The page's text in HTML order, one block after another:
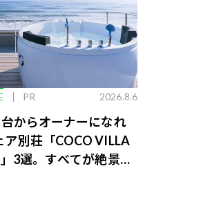
PR 2026.8.6
からオーナーになれ
ア別荘「COCO VILLA
3選。すべてが絶景、